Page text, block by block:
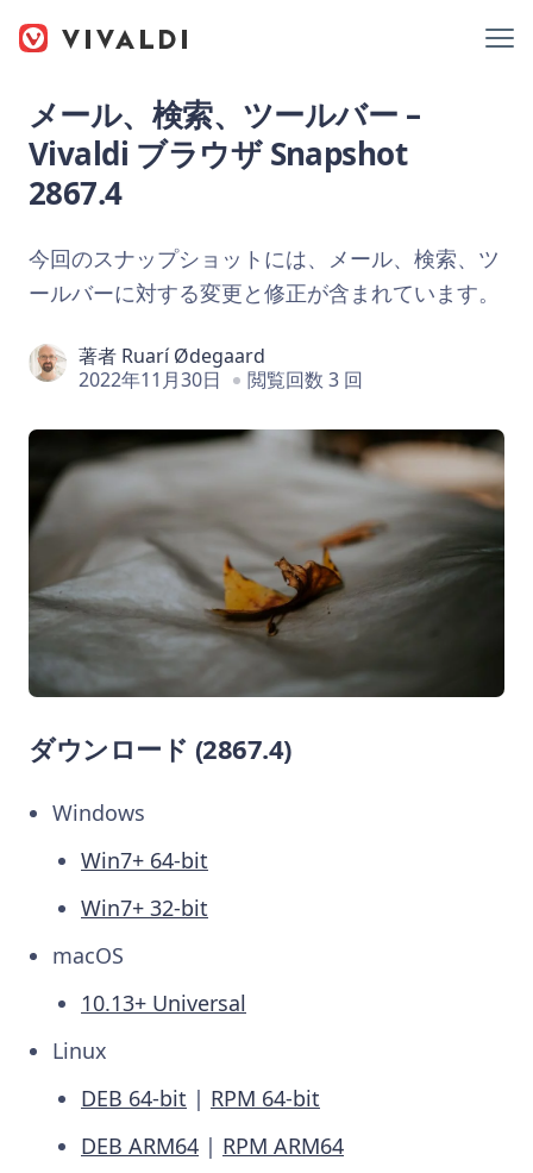
メール、検索、ツールバー –
Vivaldi ブラウザ Snapshot
2867.4
今回のスナップショットには、メール、検索、ツ
ールバーに対する変更と修正が含まれています。
著者 Ruarí Ødegaard
2022年11月30日
閲覧回数 3 回
ダウンロード (2867.4)
Windows
Win7+ 64-bit
Win7+ 32-bit
macOS
10.13+ Universal
Linux
DEB 64-bit | RPM 64-bit
DEB ARM64 | RPM ARM64